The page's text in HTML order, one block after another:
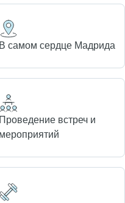
В самом сердце Мадрида
Проведение встреч и
мероприятий